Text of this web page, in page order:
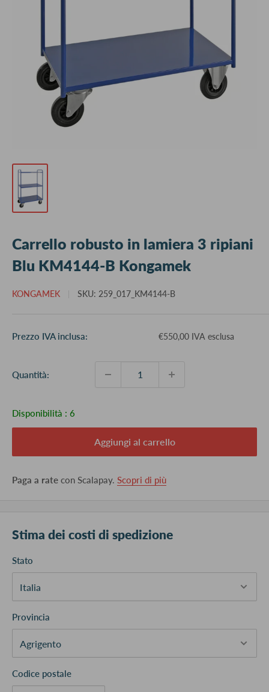
Carrello robusto in lamiera 3 ripiani
Blu KM4144-B Kongamek
KONGAMEK SKU: 259_017_KM4144-B
Prezzo IVA inclusa: €550,00 IVA esclusa
Quantità:
Disponibilità : 6
Aggiungi al carrello
Paga a rate con Scalapay. Scopri di più
Stima dei costi di spedizione
Stato
Provincia
Codice postale